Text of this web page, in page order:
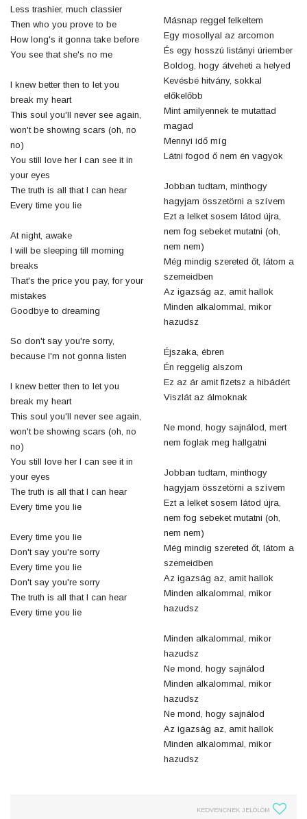
Less trashier, much classier
Then who you prove to be
How long's it gonna take before
You see that she's no me
I knew better then to let you
break my heart
This soul you'll never see again,
won't be showing scars (oh, no
no)
You still love her I can see it in
your eyes
The truth is all that I can hear
Every time you lie
At night, awake
I will be sleeping till morning
breaks
That's the price you pay, for your
mistakes
Goodbye to dreaming
So don't say you're sorry,
because I'm not gonna listen
I knew better then to let you
break my heart
This soul you'll never see again,
won't be showing scars (oh, no
no)
You still love her I can see it in
your eyes
The truth is all that I can hear
Every time you lie
Every time you lie
Don't say you're sorry
Every time you lie
Don't say you're sorry
The truth is all that I can hear
Every time you lie
Másnap reggel felkeltem
Egy mosollyal az arcomon
És egy hosszú listányi úriember
Boldog, hogy átveheti a helyed
Kevésbé hitvány, sokkal
előkelőbb
Mint amilyennek te mutattad
magad
Mennyi idő míg
Látni fogod ő nem én vagyok
Jobban tudtam, minthogy
hagyjam összetörni a szívem
Ezt a lelket sosem látod újra,
nem fog sebeket mutatni (oh,
nem nem)
Még mindig szereted őt, látom a
szemeidben
Az igazság az, amit hallok
Minden alkalommal, mikor
hazudsz
Éjszaka, ébren
Én reggelig alszom
Ez az ár amit fizetsz a hibádért
Viszlát az álmoknak
Ne mond, hogy sajnálod, mert
nem foglak meg hallgatni
Jobban tudtam, minthogy
hagyjam összetörni a szívem
Ezt a lelket sosem látod újra,
nem fog sebeket mutatni (oh,
nem nem)
Még mindig szereted őt, látom a
szemeidben
Az igazság az, amit hallok
Minden alkalommal, mikor
hazudsz
Minden alkalommal, mikor
hazudsz
Ne mond, hogy sajnálod
Minden alkalommal, mikor
hazudsz
Ne mond, hogy sajnálod
Az igazság az, amit hallok
Minden alkalommal, mikor
hazudsz
KEDVENCNEK JELÖLÖM